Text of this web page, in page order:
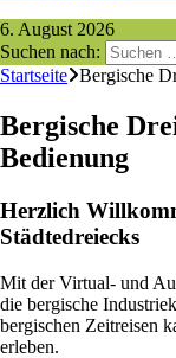
6. August 2026
Suchen nach:
Startseite Bergische
Bergische
Bedienung
Herzlich
Städtedreiecks
Mit der Virtual- und
die bergische
bergischen Zeitreisen
erleben.